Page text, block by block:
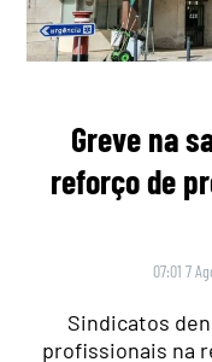
Greve na
reforço de
07:01 7
Sindicatos
profissionais na